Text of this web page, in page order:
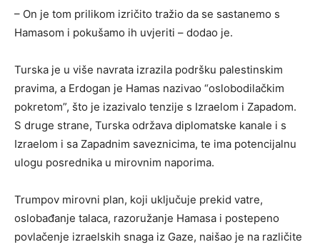
– On je tom prilikom izričito tražio da se sastanemo s
Hamasom i pokušamo ih uvjeriti – dodao je.
Turska je u više navrata izrazila podršku palestinskim
pravima, a Erdogan je Hamas nazivao “oslobodilačkim
pokretom”, što je izazivalo tenzije s Izraelom i Zapadom.
S druge strane, Turska održava diplomatske kanale i s
Izraelom i sa Zapadnim saveznicima, te ima potencijalnu
ulogu posrednika u mirovnim naporima.
Trumpov mirovni plan, koji uključuje prekid vatre,
oslobađanje talaca, razoružanje Hamasa i postepeno
povlačenje izraelskih snaga iz Gaze, naišao je na različite